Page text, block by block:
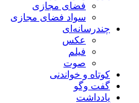
فضای مجازی
سواد فضای مجازی
چندرسانه‌ای
عكس
فیلم
صوت
کوتاه و خواندنی
گفت وگو
یادداشت